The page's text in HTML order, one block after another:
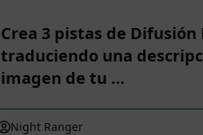
Crea 3 pistas de Difusión
traduciendo una
imagen de tu …
Night Ranger